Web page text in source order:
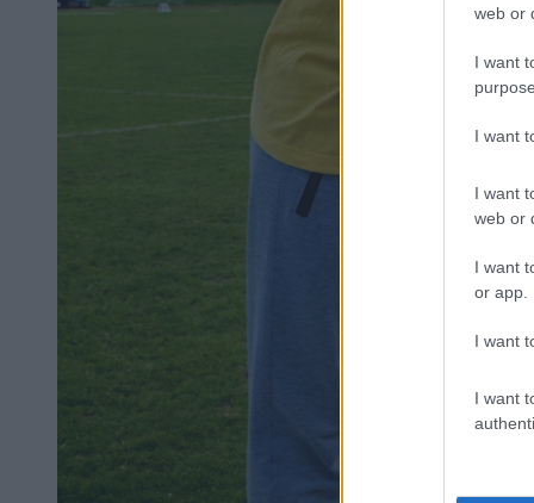
web or
I want
I want
I want
web or
I want
or app.
I want
I want